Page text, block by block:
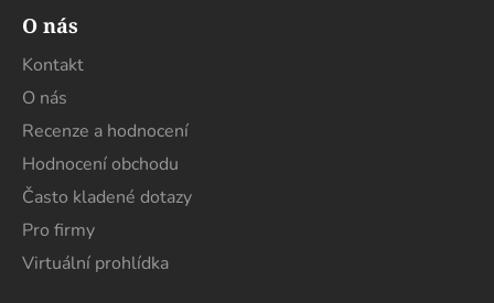
O nás
Kontakt
O nás
Recenze a hodnocení
Hodnocení obchodu
Často kladené dotazy
Pro firmy
Virtuální prohlídka